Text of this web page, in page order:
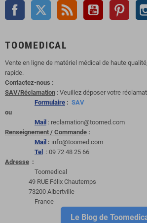
Facebook Twitter Rss YouTube
TOOMEDICAL
Vente en ligne de matériel médical de haute
rapide.
Contactez-nous :
SAV/Réclamation : Veuillez déposer votre
Formulaire : SAV
ou
Mail : reclamation@toomed.com
Renseignement / Commande :
Mail : info@toomed.com
Tel : 09 72 48 25 66
Adresse :
Toomedical
49 RUE Félix Chautemps
73200 Albertville
France
Le Blog de